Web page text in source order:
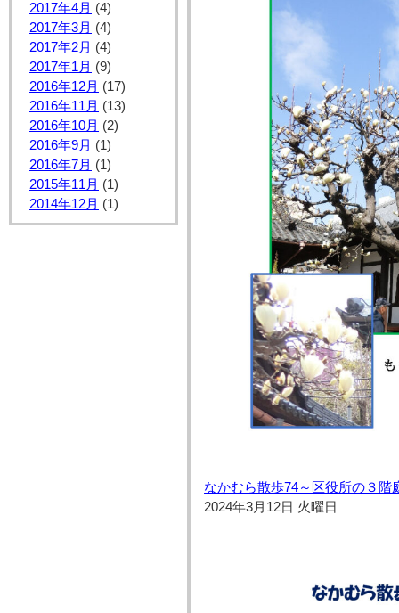
2017年4月 (4)
2017年3月 (4)
2017年2月 (4)
2017年1月 (9)
2016年12月 (17)
2016年11月 (13)
2016年10月 (2)
2016年9月 (1)
2016年7月 (1)
2015年11月 (1)
2014年12月 (1)
なかむら散歩74～区役所の３階
2024年3月12日 火曜日